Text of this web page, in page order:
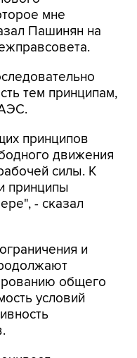
Пашинян на
принципов
силы. К
принципы
- сказал
и
общего
условий